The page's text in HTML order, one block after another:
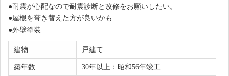
●耐震が心配なので耐震診断と改修をお願いしたい。
●屋根を葺き替えた方が良いかも
●外壁塗装
●２Fにトイレを新設したい。
●キッチンをのぞく、水廻り設備の交換
●出窓から雨漏りしているので、窓を交換したい
建物 戸建て
築年数 30年以上：昭和56年竣工